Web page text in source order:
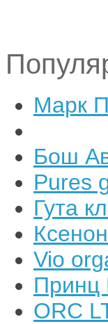
Марк
Бош
Pures
Гута
Vio
Принц
ORC